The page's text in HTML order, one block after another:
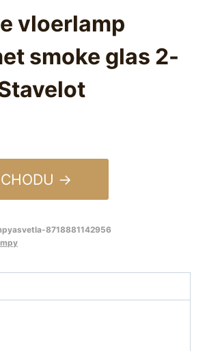
vloerlamp
smoke glas 2-
→
8718881142956